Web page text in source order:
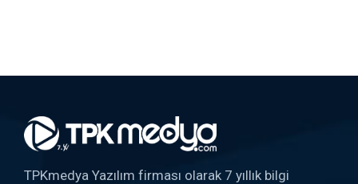
TPKmedya Yazılım firması olarak 7 yıllık bilgi